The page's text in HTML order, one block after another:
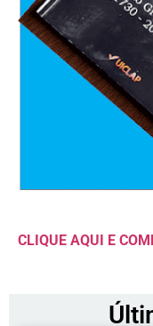
CLIQUE AQUI E